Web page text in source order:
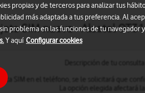
SIM nueva - Alcatel
SIM en el teléfono, se le solicitará que
propias y de terceros para analizar tus
más adaptada a tus preferencia. Al
problema en las funciones de tu navegador
Y aquí Configurar cookies